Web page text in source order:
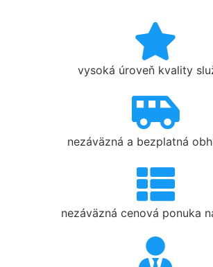
vysoká úroveň kvality
nezáväzná a bezplatná
nezáväzná cenová ponuka